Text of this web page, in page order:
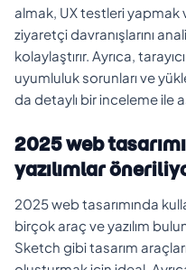
almak, UX testleri yapmak
ziyaretçi davranışlarını
kolaylaştırır. Ayrıca,
uyumluluk sorunları ve
da detaylı bir inceleme ile
2025 web
yazılımlar
2025 web tasarımında
birçok araç ve yazılım
Sketch gibi tasarım